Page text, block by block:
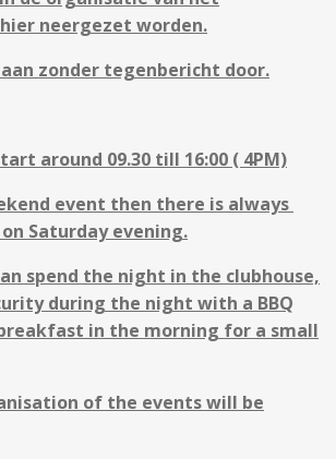
neergezet worden.
zonder tegenbericht door.
around 09.30 till 16:00 ( 4PM)
event then there is always
Saturday evening.
spend the night in the clubhouse,
during the night with a BBQ
in the morning for a small
of the events will be